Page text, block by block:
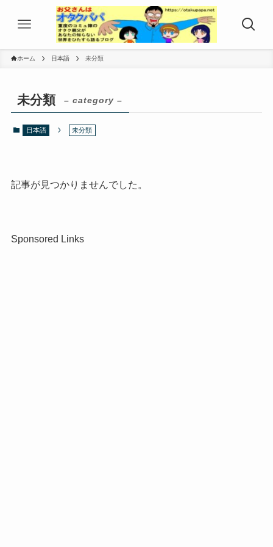
ホーム 日本語 未分類
未分類 – category –
日本語 未分類
記事が見つかりませんでした。
Sponsored Links